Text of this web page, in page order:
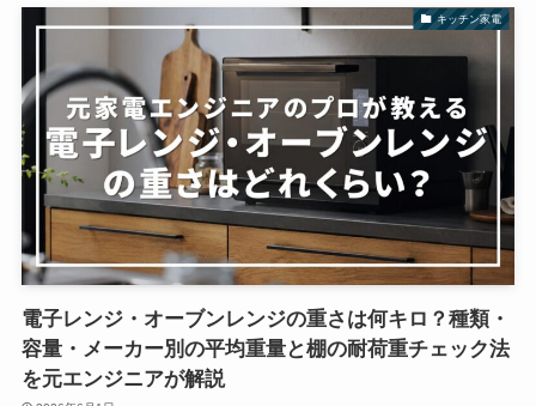
キッチン家電
電子レンジ・オーブンレンジの重さは何キロ？種類・
容量・メーカー別の平均重量と棚の耐荷重チェック法
を元エンジニアが解説